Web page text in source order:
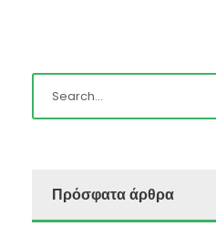
Πρόσφατα άρθρα